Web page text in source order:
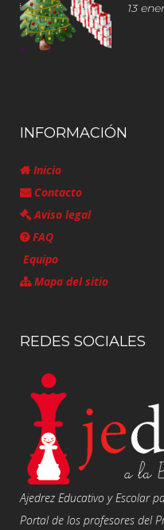
13
INFORMACIÓN
Inicio
Contacto
Aviso legal
FAQ
Equipo
Mapa del sitio
REDES SOCIALES
Ajedrez Educativo y Escolar
Portal de los profesores del